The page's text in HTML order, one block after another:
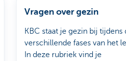
Vragen over gezin
KBC staat je gezin bij tijdens
verschillende fases van het
In deze rubriek vind je